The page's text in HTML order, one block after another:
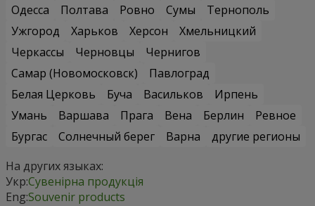
Одесса
Полтава Ровно Сумы
Тернополь
Ужгород
Харьков Херсон
Хмельницкий
Черкассы
Черновцы
Чернигов
Самар (Новомосковск)
Павлоград
Белая Церковь
Буча Васильков
Ирпень
Умань
Варшава Прага Вена Берлин
Ревное
Бургас
Солнечный берег Варна
другие регионы
На других языках:
Укр:Сувенірна продукція
Eng:Souvenir products